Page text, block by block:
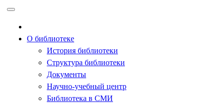
содержимому
О библиотеке
История библиотеки
Структура библиотеки
Документы
Научно-учебный центр
Библиотека в СМИ